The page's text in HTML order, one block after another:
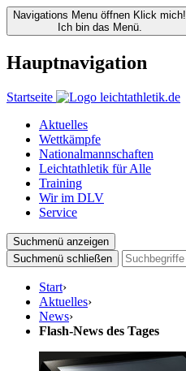
Navigations Menu öffnen Klick mich!
Ich bin das Menü.
Hauptnavigation
Startseite
Aktuelles
Wettkämpfe
Nationalmannschaften
Leichtathletik für Alle
Training
Wir im DLV
Service
Suchmenü anzeigen
Suchmenü schließen
Start›
Aktuelles›
News›
Flash-News des Tages